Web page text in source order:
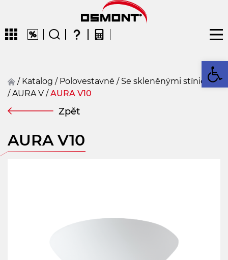
CZENDEFRFIN
/ Katalog / polovestavné /
Se skleněnými stínidly
/
AURA V / AURA V10
Zpět
AURA V10